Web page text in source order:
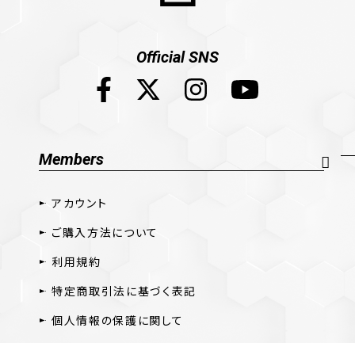
Official SNS
Members
アカウント
ご購入方法について
利用規約
特定商取引法に基づく表記
個人情報の保護に関して